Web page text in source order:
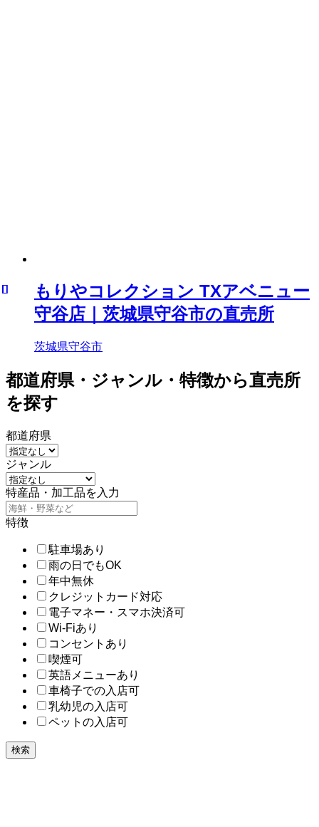
もりやコレクション TXアベニュー
守谷店｜茨城県守谷市の直売所
茨城県守谷市
都道府県・ジャンル・特徴から直売所
を探す
都道府県
ジャンル
特産品・加工品を入力
特徴
駐車場あり
雨の日でもOK
年中無休
クレジットカード対応
電子マネー・スマホ決済可
Wi-Fiあり
コンセントあり
喫煙可
英語メニューあり
車椅子での入店可
乳幼児の入店可
ペットの入店可
検索